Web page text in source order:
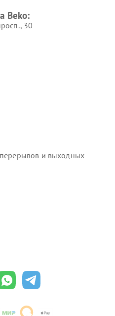
Beko:
30
и выходных